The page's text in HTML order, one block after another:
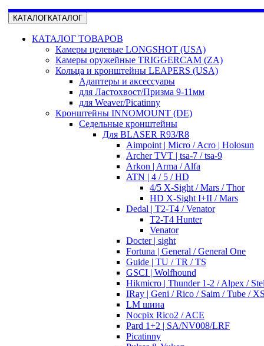
КАТАЛОГКАТАЛОГ
КАТАЛОГ ТОВАРОВ
Камеры целевые LONGSHOT (USA)
Камеры оружейные TRIGGERCAM (ZA)
Кольца и кронштейны LEAPERS (USA)
Адаптеры и аксессуары
для Ластохвост/Призма 9-11мм
для Weaver/Picatinny
Кронштейны INNOMOUNT (DE)
Седельные кронштейны
Для BLASER R93/R8
Aimpoint | Micro / Acro | Holosun
Archer TVT | tsa-7 / tsa-9
Arkon | Arma / Alfa
ATN | 4 / 5 / HD
4/5 X-Sight / Mars / Thor
HD X-Sight I+II / Mars
Dedal | T2-T4 / Venator
T2-T4 Hunter
Venator
Docter | sight
Fortuna | General / General One
Guide | TU / TR / TS
GSCI | Wolfhound
Hikmicro | Thunder 1-2 / Alpex /
IRay | Geni / Rico / Saim / Tube /
LM шина
Nocpix Rico2 / ACE
Pard 1+2 | SA/NV008/LRF
Picatinny